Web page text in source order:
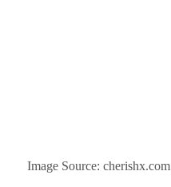
Image Source: cherishx.com